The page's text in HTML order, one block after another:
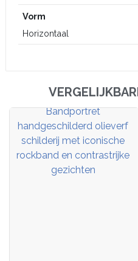
Vorm
Horizontaal